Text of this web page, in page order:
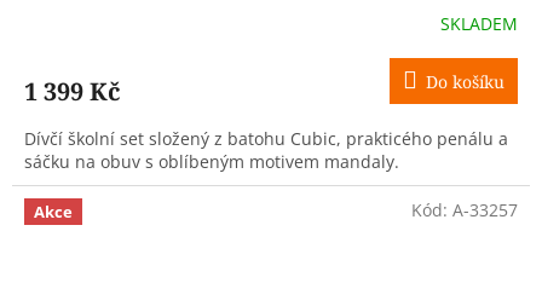
SKLADEM
1 399 Kč Do košíku
Dívčí školní set složený z batohu Cubic, prakticého penálu a
sáčku na obuv s oblíbeným motivem mandaly.
Akce Kód: A-33257